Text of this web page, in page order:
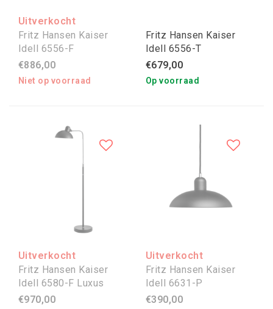
Uitverkocht
Fritz Hansen Kaiser
Idell 6556-F
€886,00
Niet op voorraad
Fritz Hansen Kaiser
Idell 6556-T
€679,00
Op voorraad
Uitverkocht
Fritz Hansen Kaiser
Idell 6580-F Luxus
€970,00
Uitverkocht
Fritz Hansen Kaiser
Idell 6631-P
€390,00